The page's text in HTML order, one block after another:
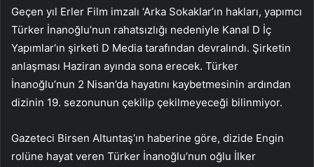
Geçen yıl Erler Film imzalı ‘Arka Sokaklar’ın hakları, yapımcı
Türker İnanoğlu’nun rahatsızlığı nedeniyle Kanal D İç
Yapımlar‘ın şirketi D Media tarafından devralındı. Şirketin
anlaşması Haziran ayında sona erecek. Türker
İnanoğlu’nun 2 Nisan’da hayatını kaybetmesinin ardından
dizinin 19. sezonunun çekilip çekilmeyeceği bilinmiyor.
Gazeteci Birsen Altuntaş’ın haberine göre, dizide Engin
rolüne hayat veren Türker İnanoğlu’nun oğlu İlker